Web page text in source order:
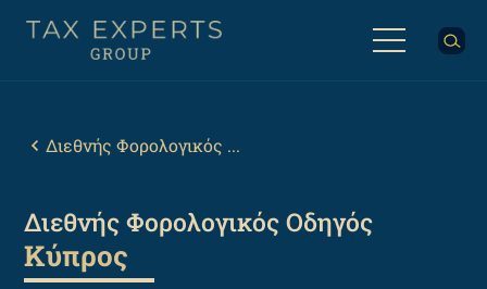
προς
Breadcrumb
Διεθνής Φορολογικός ...
Διεθνής Φορολογικός Οδηγός
Κύπρος